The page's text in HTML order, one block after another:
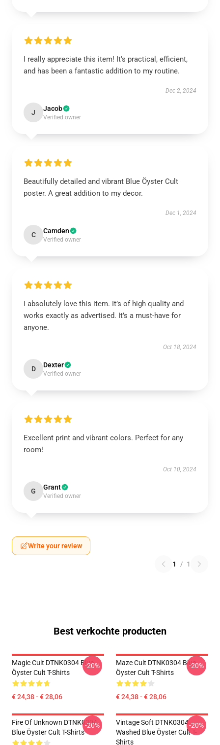
I really appreciate this item! It's practical, efficient,
and has been a fantastic addition to my routine.
Dec 2, 2024
J Jacob
Verified owner
Beautifully detailed and vibrant Blue Öyster Cult
poster. A great addition to my decor.
Dec 1, 2024
C Camden
Verified owner
I absolutely love this item. It’s of high quality and
works exactly as advertised. It’s a must-have for
anyone.
Oct 18, 2024
D Dexter
Verified owner
Excellent print and vibrant colors. Perfect for any
room!
Oct 10, 2024
G Grant
Verified owner
Write your review
1 / 1
Best verkochte producten
Magic Cult DTNK0304 Blue
Öyster Cult T-Shirts
€ 24,38 - € 28,06
-20%
Maze Cult DTNK0304 Blue
Öyster Cult T-Shirts
€ 24,38 - € 28,06
-20%
Fire Of Unknown DTNK0304
Blue Öyster Cult T-Shirts
-20%
Vintage Soft DTNK0304
Washed Blue Öyster Cult T-
Shirts
-20%